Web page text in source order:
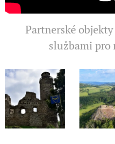
Partnerské
službami pro